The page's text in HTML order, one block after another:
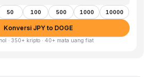
50 100 500 1000 10000
Konversi JPY to DOGE
· 350+ kripto · 40+ mata uang fiat